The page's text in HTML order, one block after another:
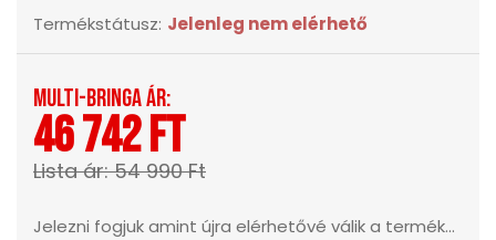
Termékstátusz: Jelenleg nem elérhető
Multi-Bringa ár:
46 742 Ft
Lista ár: 54 990 Ft
Jelezni fogjuk amint újra elérhetővé válik a termék...